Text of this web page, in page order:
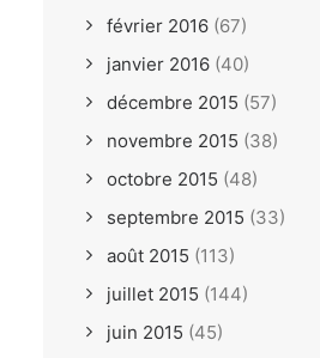
février 2016 (67)
janvier 2016 (40)
décembre 2015 (57)
novembre 2015 (38)
octobre 2015 (48)
septembre 2015 (33)
août 2015 (113)
juillet 2015 (144)
juin 2015 (45)